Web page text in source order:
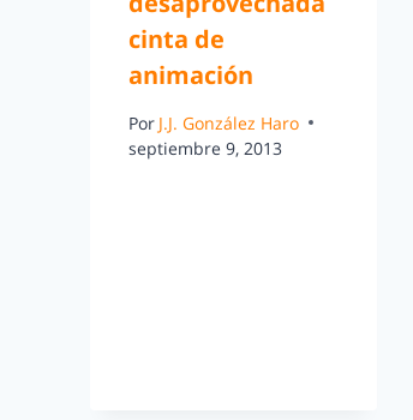
cinta de
animación
Por J.J. González Haro
septiembre 9, 2013